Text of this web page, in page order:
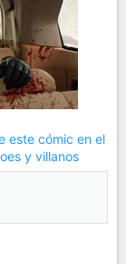
este cómic en el
y villanos